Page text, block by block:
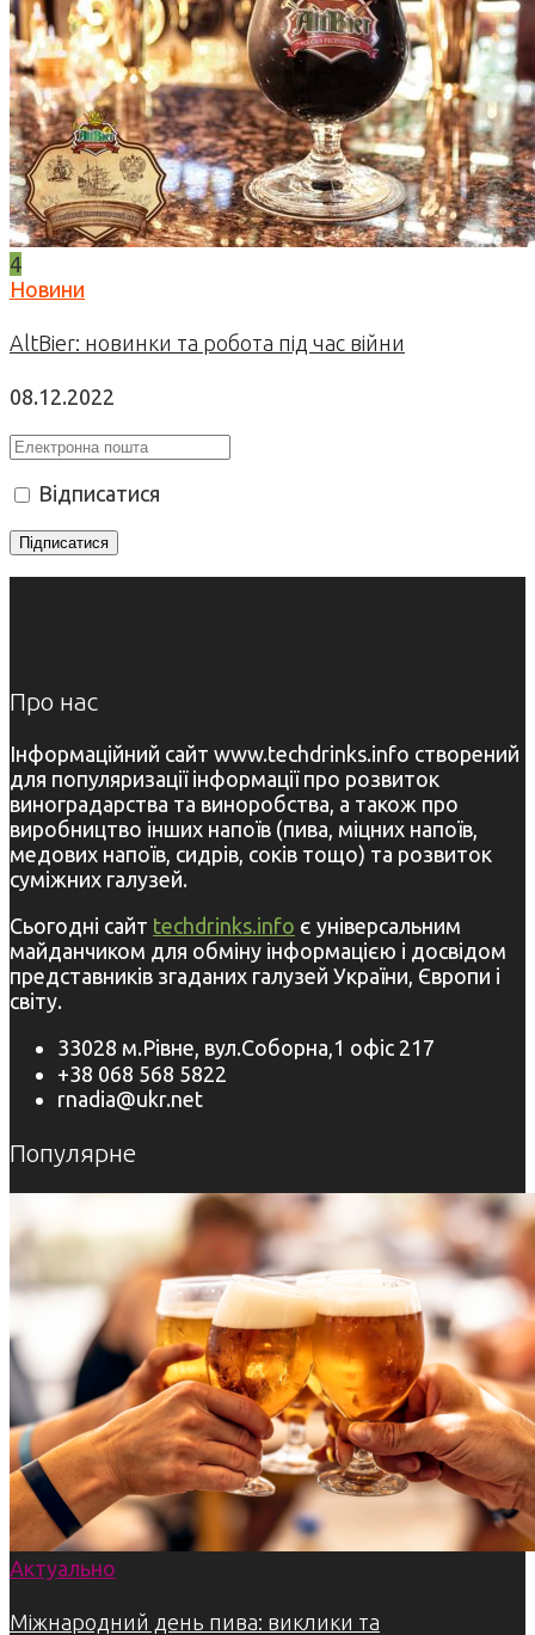
4
Новини
AltBier: новинки та робота під час війни
08.12.2022
Відписатися
Про нас
Інформаційний сайт www.techdrinks.info створений
для популяризації інформації про розвиток
виноградарства та виноробства, а також про
виробництво інших напоїв (пива, міцних напоїв,
медових напоїв, сидрів, соків тощо) та розвиток
суміжних галузей.
Сьогодні сайт techdrinks.info є універсальним
майданчиком для обміну інформацією і досвідом
представників згаданих галузей України, Європи і
світу.
33028 м.Рівне, вул.Соборна,1 офіс 217
+38 068 568 5822
rnadia@ukr.net
Популярне
Актуально
Міжнародний день пива: виклики та